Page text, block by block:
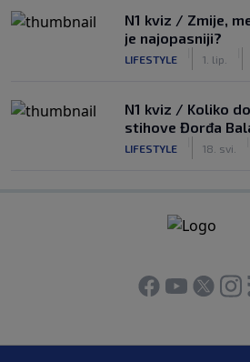
N1 kviz / Zmije,
je najopasniji?
LIFESTYLE 1. lip.
N1 kviz / Koliko
stihove Đorđa
LIFESTYLE 18. svi.